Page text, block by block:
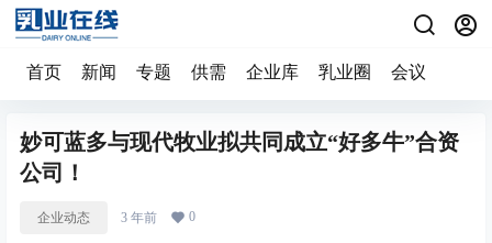
首页 新闻 专题 供需 企业库 乳业圈 会议
妙可蓝多与现代牧业拟共同成立“好多牛”合资
公司！
企业动态 3 年前 0